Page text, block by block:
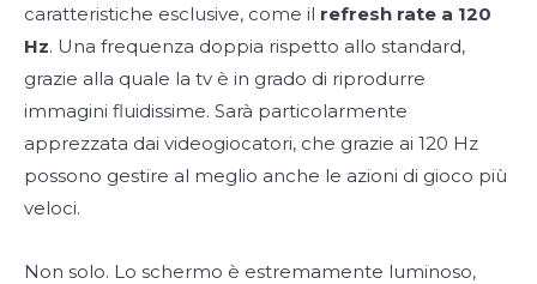
caratteristiche esclusive, come il refresh rate a 120
Hz. Una frequenza doppia rispetto allo standard,
grazie alla quale la tv è in grado di riprodurre
immagini fluidissime. Sarà particolarmente
apprezzata dai videogiocatori, che grazie ai 120 Hz
possono gestire al meglio anche le azioni di gioco più
veloci.
Non solo. Lo schermo è estremamente luminoso,